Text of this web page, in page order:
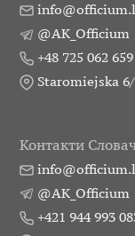
@AK_Officium
+48 725 062 659
Staromiejska
Контакти
@AK_Officium
+421 944 993